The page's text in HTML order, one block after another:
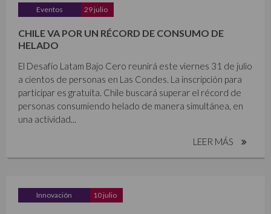
Eventos 29 julio
CHILE VA POR UN RÉCORD DE CONSUMO DE
HELADO
El Desafío Latam Bajo Cero reunirá este viernes 31 de julio
a cientos de personas en Las Condes. La inscripción para
participar es gratuita. Chile buscará superar el récord de
personas consumiendo helado de manera simultánea, en
una actividad...
LEER MÁS
Innovación 10 julio